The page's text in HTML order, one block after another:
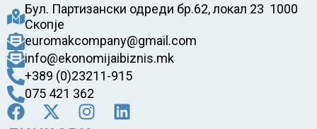
Бул. Партизански одреди бр.62, локал 23 1000
Скопје
euromakcompany@gmail.com
info@ekonomijaibiznis.mk
+389 (0)23211-915
075 421 362